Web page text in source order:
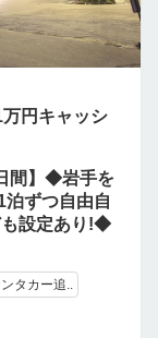
円キャッシ
間】◆岩手を
泊ずつ自由自
も設定あり!◆
タカー追..